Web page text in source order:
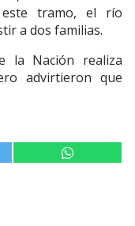
tramo, el río
a dos familias.
la Nación realiza
advirtieron que